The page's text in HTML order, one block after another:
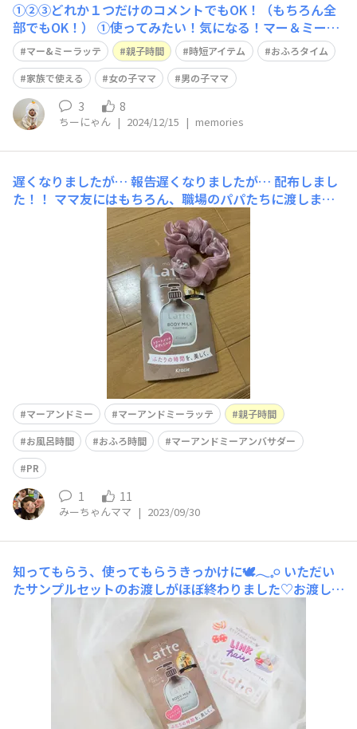
①②③どれか１つだけのコメントでもOK！（もちろん全
部でもOK！） ①使ってみたい！気になる！マー＆ミーア
イテム ・クリーム ・エクストラダメージケアトリートメ
ント ②マイベスト！マー＆ミーアイテム リンスインシャ
ンプー ③あったらいいな！マー＆ミーアイテム（←今は
ない妄想のアイテム教えて
マー&ミーラッテ 親子時間 時短アイテム
おふろタイム
家族で使える
女の子ママ 男の子ママ
3 8
ちーにゃん | 2024/12/15 | memories
遅くなりましたが… 報告遅くなりましたが… 配布しまし
た！！ ママ友にはもちろん、職場のパパたちに渡しまし
た✨ 子育てを一緒に頑張ってるパパにもママや子どもち
ゃんたちが何を使ってるか知ってもらって、自分にも使っ
て労わって欲しいなと思ってました！！ 渡した時「これ
使ってるよ！！」と
マーアンドミー マーアンドミーラッテ
親子時間
お風呂時間
おふろ時間
マーアンドミーアンバサダー
PR
1 11
みーちゃんママ | 2023/09/30
知ってもらう、使ってもらうきっかけに🕊𓂃𓈒𓏸 いただい
たサンプルセットのお渡しがほぼ終わりました♡お渡しし
ていたなかで、マーアンドミーを知っているか使ったこと
あるかを同い年の子を持つ友人や親戚に聞いてみました！
私の周りの方々は、雑誌や保育園などからもらう情報誌な
どで見たことはあるけど、使ったことがないという人が多
かったです😳✨また、使ってみたか